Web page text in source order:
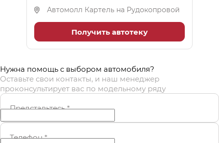
Автомолл Картель на Рудокопровой
Получить автотеку
Нужна помощь с выбором автомобиля?
Оставьте свои контакты, и наш менеджер
проконсультирует вас по модельному ряду
Представьтесь*
Телефон*